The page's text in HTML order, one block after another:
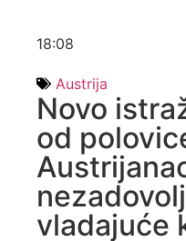
18:08
Austrija
Novo
od
vladajuće